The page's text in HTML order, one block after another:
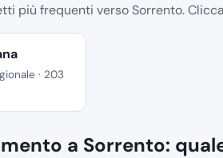
più frequenti verso Sorrento.
· 203
a Sorrento: